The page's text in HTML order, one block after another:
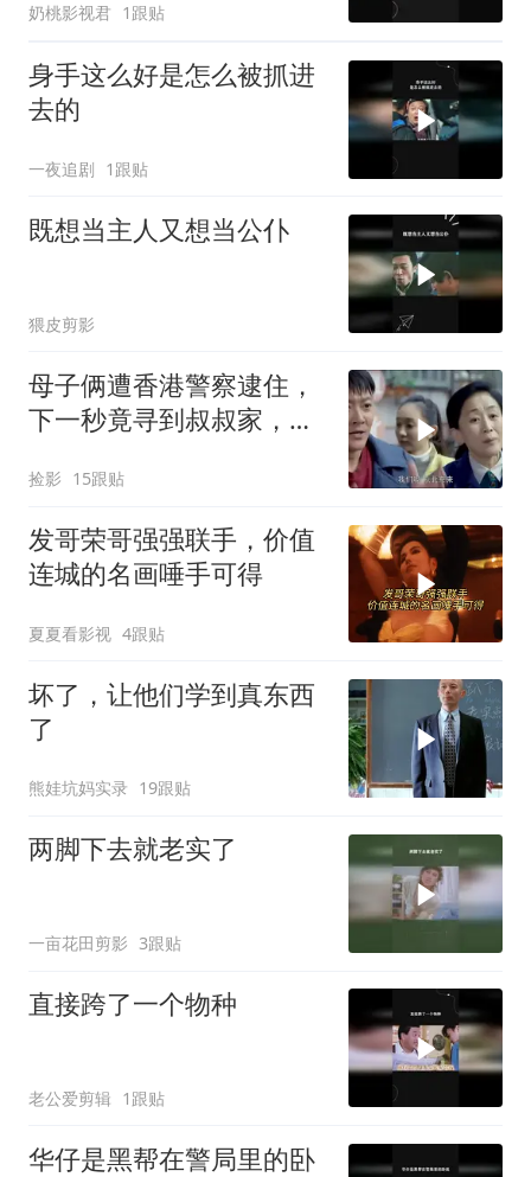
奶桃影视君 1跟贴
身手这么好是怎么被抓进
去的
一夜追剧 1跟贴
既想当主人又想当公仆
猥皮剪影
母子俩遭香港警察逮住，
下一秒竟寻到叔叔家，瞬
捡影 15跟贴
发哥荣哥强强联手，价值
连城的名画唾手可得
夏夏看影视 4跟贴
坏了，让他们学到真东西
了
熊娃坑妈实录 19跟贴
两脚下去就老实了
一亩花田剪影 3跟贴
直接跨了一个物种
老公爱剪辑 1跟贴
华仔是黑帮在警局里的卧